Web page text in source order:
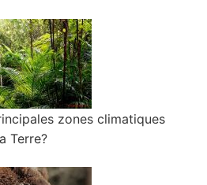
zones climatiques
Terre?